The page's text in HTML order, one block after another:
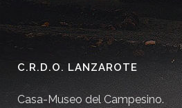
C.R.D.O. LANZAROTE
Casa-Museo del Campesino.